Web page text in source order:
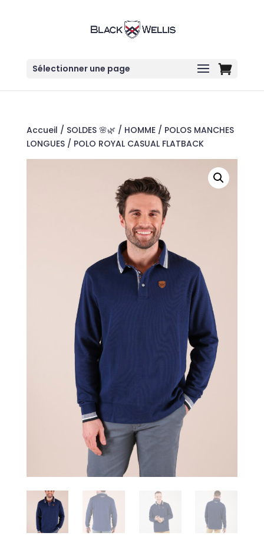
Sélectionner une page
Accueil / SOLDES 🌸🌿 / HOMME/ POLOS MANCHES
LONGUES/ POLO ROYAL CASUAL FLATBACK